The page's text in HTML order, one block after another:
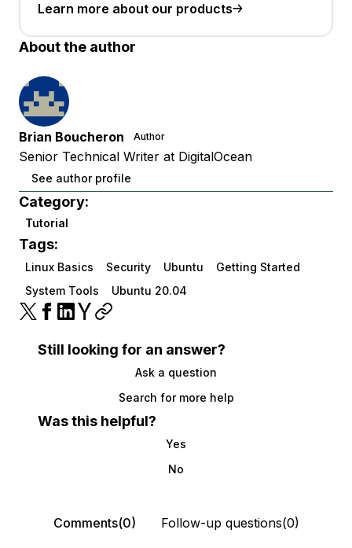
Learn more about our products
About the author
Brian Boucheron Author
Senior Technical Writer at DigitalOcean
See author profile
Category:
Tutorial
Tags:
Linux Basics Security Ubuntu
Getting Started
System Tools
Ubuntu 20.04
Still looking for an answer?
Ask a question
Search for more help
Was this helpful?
Yes
No
Comments(0) Follow-up questions(0)